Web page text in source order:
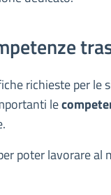
richieste per le
le
poter lavorare al